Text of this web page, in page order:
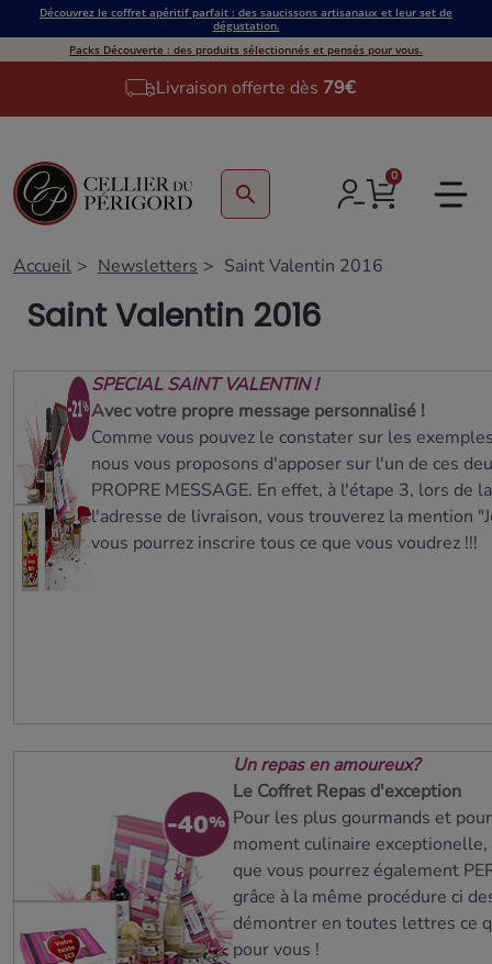
Découvrez le coffret apéritif parfait : des saucissons artisanaux et leur set de
dégustation.
Packs Découverte : des produits sélectionnés et pensés pour vous.
Livraison offerte dès 79€
search
0
Accueil Newsletters Saint Valentin 2016
Saint Valentin 2016
SPECIAL SAINT VALENTIN !
Avec votre propre message personnalisé !
Comme vous pouvez le constater sur les
nous vous proposons d'apposer sur l'un de ces
PROPRE MESSAGE. En effet, à l'étape 3, lors de
l'adresse de livraison, vous trouverez la mention
vous pourrez inscrire tous ce que vous voudrez !!!
Un repas en amoureux?
Le Coffret Repas d'exception
Pour les plus gourmands et
moment culinaire exceptionelle,
que vous pourrez également
grâce à la même procédure ci
démontrer en toutes lettres ce
pour vous !